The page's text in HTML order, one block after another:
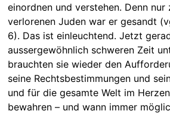
einordnen und verstehen. Denn
verlorenen Juden war er gesandt
6). Das ist einleuchtend. Jetzt
aussergewöhnlich schweren Zeit
brauchten sie wieder den
seine Rechtsbestimmungen und
und für die gesamte Welt im
bewahren – und wann immer